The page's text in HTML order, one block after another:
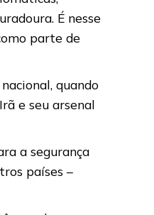
É nesse
parte de
quando
e seu arsenal
a segurança
países –